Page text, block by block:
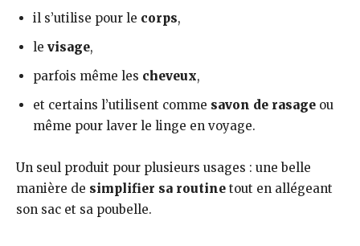
il s’utilise pour le corps,
le visage,
parfois même les cheveux,
et certains l’utilisent comme savon de rasage ou
même pour laver le linge en voyage.
Un seul produit pour plusieurs usages : une belle
manière de simplifier sa routine tout en allégeant
son sac et sa poubelle.